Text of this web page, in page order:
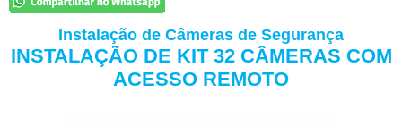
Instalação de Câmeras de Segurança
INSTALAÇÃO DE KIT 32 CÂMERAS COM
ACESSO REMOTO